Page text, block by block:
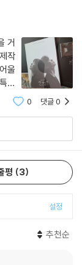
거
작
울
히
모
0 댓글0
평 3
설정
추천순